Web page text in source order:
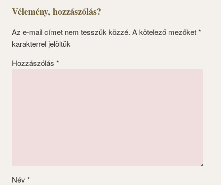
Vélemény, hozzászólás?
Az e-mail címet nem tesszük közzé. A kötelező mezőket*
karakterrel jelöltük
Hozzászólás *
Név *